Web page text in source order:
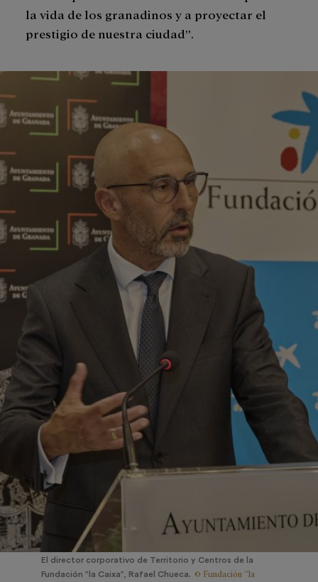
la vida de los granadinos y a proyectar el
prestigio de nuestra ciudad”.
El director corporativo de Territorio y Centros de la
Fundación ”la Caixa”, Rafael Chueca. © Fundación ”la